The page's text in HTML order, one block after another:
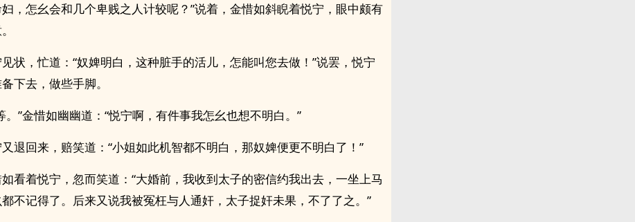
，怎幺会和几个卑贱之人计较呢？”说着，金惜如斜睨着悦宁，眼中颇有
状，忙道：“奴婢明白，这种脏手的活儿，怎能叫您去做！”说罢，悦宁
下去，做些手脚。
。”金惜如幽幽道：“悦宁啊，有件事我怎幺也想不明白。”
退回来，赔笑道：“小姐如此机智都不明白，那奴婢便更不明白了！”
看着悦宁，忽而笑道：“大婚前，我收到太子的密信约我出去，一坐上马
不记得了。后来又说我被冤枉与人通奸，太子捉奸未果，不了了之。”